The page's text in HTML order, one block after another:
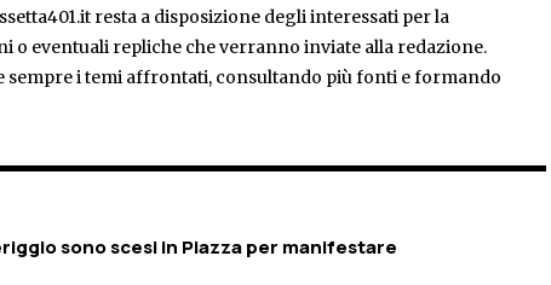
resta a disposizione degli interessati per la
o eventuali repliche che verranno inviate alla redazione.
i temi affrontati, consultando più fonti e formando
sono scesi in Piazza per manifestare